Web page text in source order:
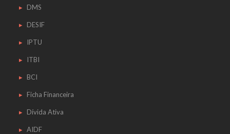
DMS
DESIF
IPTU
ITBI
BCI
Ficha Financeira
Dívida Ativa
AIDF